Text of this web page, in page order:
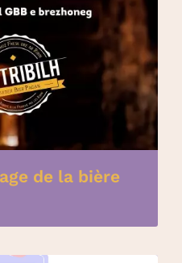
de la bière